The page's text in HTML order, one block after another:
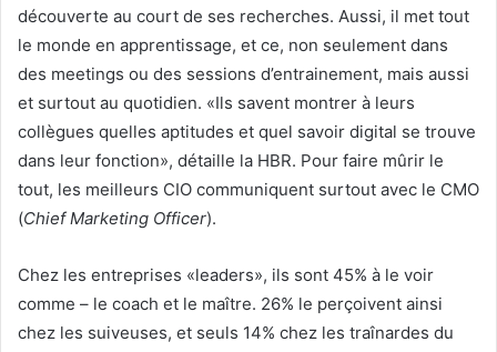
découverte au court de ses recherches. Aussi, il met tout
le monde en apprentissage, et ce, non seulement dans
des meetings ou des sessions d’entrainement, mais aussi
et surtout au quotidien. «Ils savent montrer à leurs
collègues quelles aptitudes et quel savoir digital se trouve
dans leur fonction», détaille la HBR. Pour faire mûrir le
tout, les meilleurs CIO communiquent surtout avec le CMO
(Chief Marketing Officer).
Chez les entreprises «leaders», ils sont 45% à le voir
comme – le coach et le maître. 26% le perçoivent ainsi
chez les suiveuses, et seuls 14% chez les traînardes du